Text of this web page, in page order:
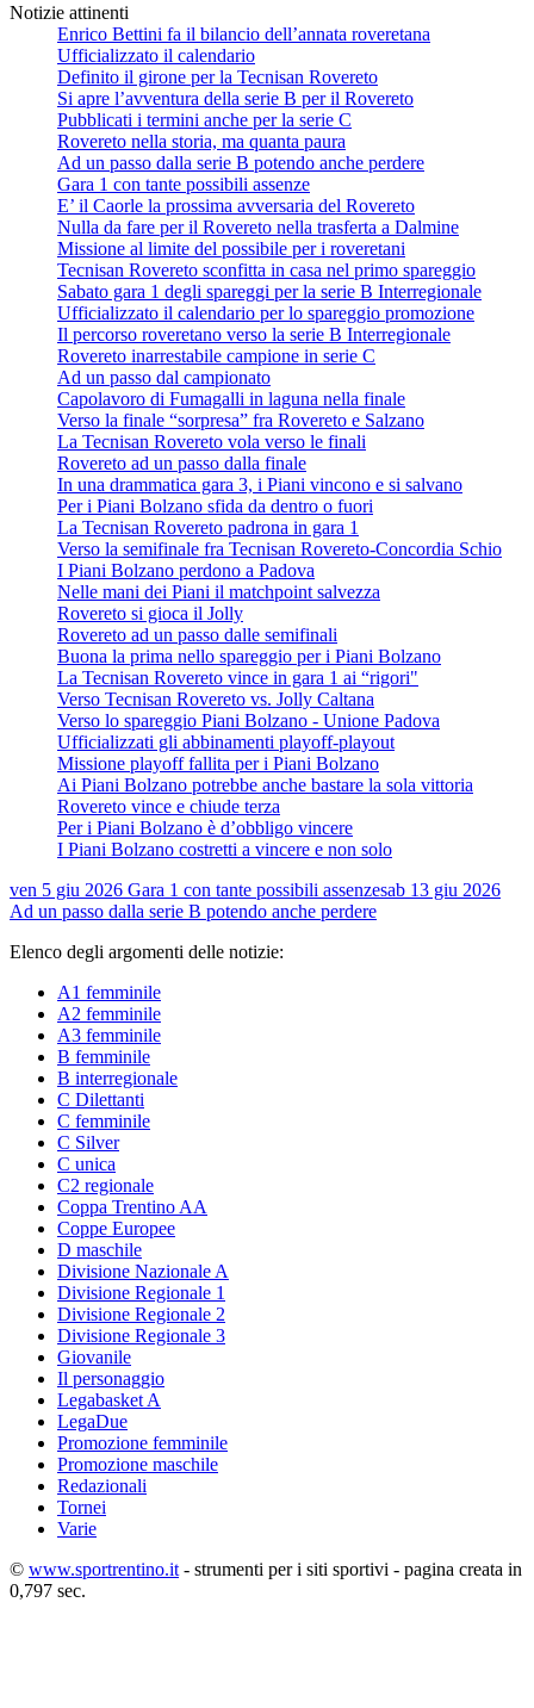
Notizie attinenti
Enrico Bettini fa il bilancio dell’annata roveretana
Ufficializzato il calendario
Definito il girone per la Tecnisan Rovereto
Si apre l’avventura della serie B per il Rovereto
Pubblicati i termini anche per la serie C
Rovereto nella storia, ma quanta paura
Ad un passo dalla serie B potendo anche perdere
Gara 1 con tante possibili assenze
E’ il Caorle la prossima avversaria del Rovereto
Nulla da fare per il Rovereto nella trasferta a Dalmine
Missione al limite del possibile per i roveretani
Tecnisan Rovereto sconfitta in casa nel primo spareggio
Sabato gara 1 degli spareggi per la serie B Interregionale
Ufficializzato il calendario per lo spareggio promozione
Il percorso roveretano verso la serie B Interregionale
Rovereto inarrestabile campione in serie C
Ad un passo dal campionato
Capolavoro di Fumagalli in laguna nella finale
Verso la finale “sorpresa” fra Rovereto e Salzano
La Tecnisan Rovereto vola verso le finali
Rovereto ad un passo dalla finale
In una drammatica gara 3, i Piani vincono e si salvano
Per i Piani Bolzano sfida da dentro o fuori
La Tecnisan Rovereto padrona in gara 1
Verso la semifinale fra Tecnisan Rovereto-Concordia Schio
I Piani Bolzano perdono a Padova
Nelle mani dei Piani il matchpoint salvezza
Rovereto si gioca il Jolly
Rovereto ad un passo dalle semifinali
Buona la prima nello spareggio per i Piani Bolzano
La Tecnisan Rovereto vince in gara 1 ai “rigori"
Verso Tecnisan Rovereto vs. Jolly Caltana
Verso lo spareggio Piani Bolzano - Unione Padova
Ufficializzati gli abbinamenti playoff-playout
Missione playoff fallita per i Piani Bolzano
Ai Piani Bolzano potrebbe anche bastare la sola vittoria
Rovereto vince e chiude terza
Per i Piani Bolzano è d’obbligo vincere
I Piani Bolzano costretti a vincere e non solo
ven 5 giu 2026 Gara 1 con tante possibili assenzesab 13 giu 2026
Ad un passo dalla serie B potendo anche perdere
Elenco degli argomenti delle notizie:
A1 femminile
A2 femminile
A3 femminile
B femminile
B interregionale
C Dilettanti
C femminile
C Silver
C unica
C2 regionale
Coppa Trentino AA
Coppe Europee
D maschile
Divisione Nazionale A
Divisione Regionale 1
Divisione Regionale 2
Divisione Regionale 3
Giovanile
Il personaggio
Legabasket A
LegaDue
Promozione femminile
Promozione maschile
Redazionali
Tornei
Varie
© www.sportrentino.it - strumenti per i siti sportivi - pagina creata in
0,797 sec.